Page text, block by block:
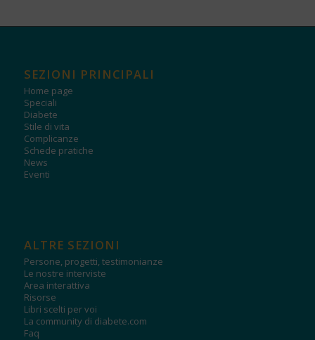
SEZIONI PRINCIPALI
Home page
Speciali
Diabete
Stile di vita
Complicanze
Schede pratiche
News
Eventi
ALTRE SEZIONI
Persone, progetti, testimonianze
Le nostre interviste
Area interattiva
Risorse
Libri scelti per voi
La community di diabete.com
Faq